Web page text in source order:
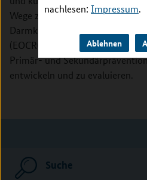
nachlesen: Impressum.
Ablehnen
Wege zu beschreiten,
Darmkrebserkrankungen im
(EOCRC) zu verstehen sowie
Primär- und
entwickeln und zu evaluieren.
Suche